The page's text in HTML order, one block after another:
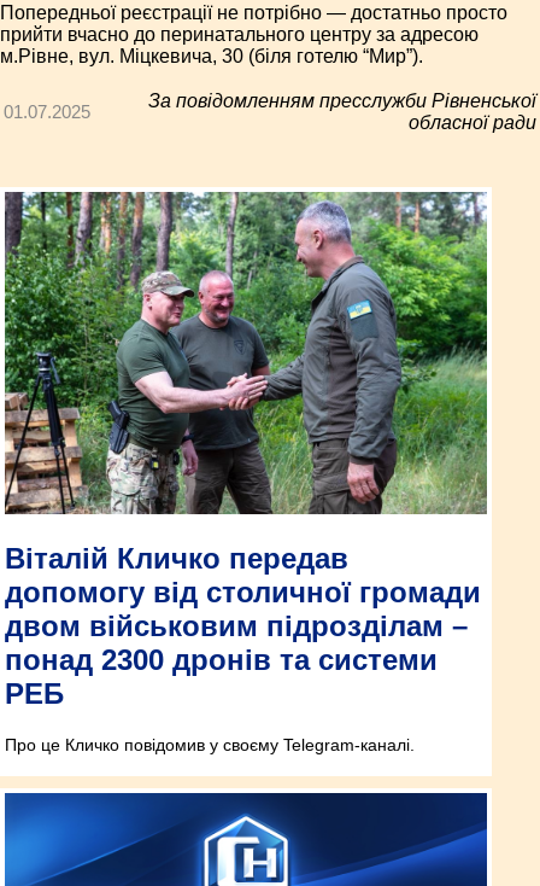
Попередньої реєстрації не потрібно — достатньо просто
прийти вчасно до перинатального центру за адресою
м.Рівне, вул. Міцкевича, 30 (біля готелю “Мир”).
01.07.2025
За повідомленням пресслужби Рівненської
обласної ради
Віталій Кличко передав
допомогу від столичної громади
двом військовим підрозділам –
понад 2300 дронів та системи
РЕБ
Про це Кличко повідомив у своєму Telegram-каналі.